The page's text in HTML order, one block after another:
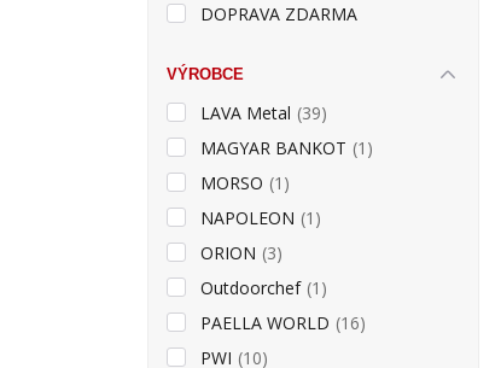
DOPRAVA ZDARMA
VÝROBCE
LAVA Metal (39)
MAGYAR BANKOT (1)
MORSO (1)
NAPOLEON (1)
ORION (3)
Outdoorchef (1)
PAELLA WORLD (16)
PWI (10)